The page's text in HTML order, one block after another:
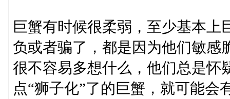
巨蟹有时候很柔弱，至少基本
负或者骗了，都是因为他们敏感
很不容易多想什么，他们总是怀
点“狮子化”了的巨蟹，就可能